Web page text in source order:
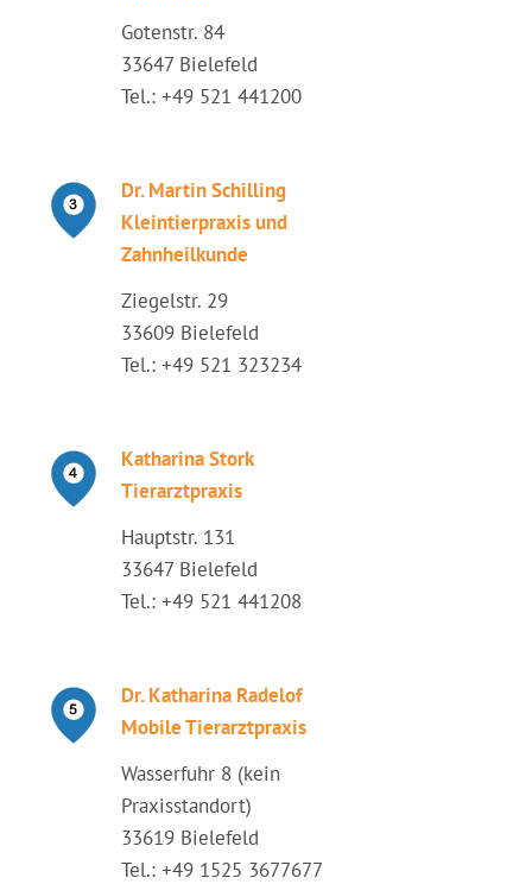
Gotenstr. 84
33647 Bielefeld
Tel.: +49 521 441200
Dr. Martin Schilling
Kleintierpraxis und
Zahnheilkunde
Ziegelstr. 29
33609 Bielefeld
Tel.: +49 521 323234
Katharina Stork
Tierarztpraxis
Hauptstr. 131
33647 Bielefeld
Tel.: +49 521 441208
Dr. Katharina Radelof
Mobile Tierarztpraxis
Wasserfuhr 8 (kein
Praxisstandort)
33619 Bielefeld
Tel.: +49 1525 3677677